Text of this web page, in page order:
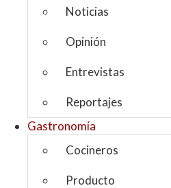
Noticias
Opinión
Entrevistas
Reportajes
Gastronomía
Cocineros
Producto